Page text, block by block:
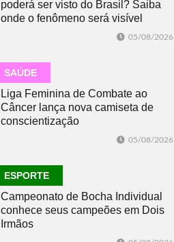
poderá ser visto do Brasil? Saiba
onde o fenômeno será visível
05/08/2026
SAÚDE
Liga Feminina de Combate ao
Câncer lança nova camiseta de
conscientização
05/08/2026
ESPORTE
Campeonato de Bocha Individual
conhece seus campeões em Dois
Irmãos